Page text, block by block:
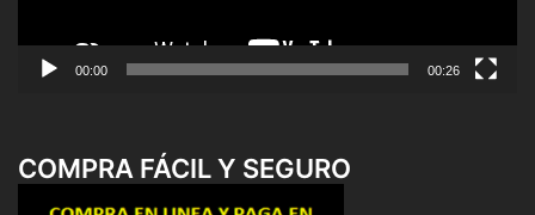
00:00 00:26
COMPRA FÁCIL Y SEGURO